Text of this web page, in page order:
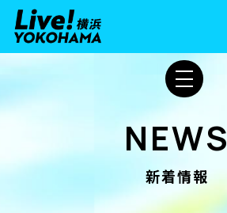
NEWS
新着情報